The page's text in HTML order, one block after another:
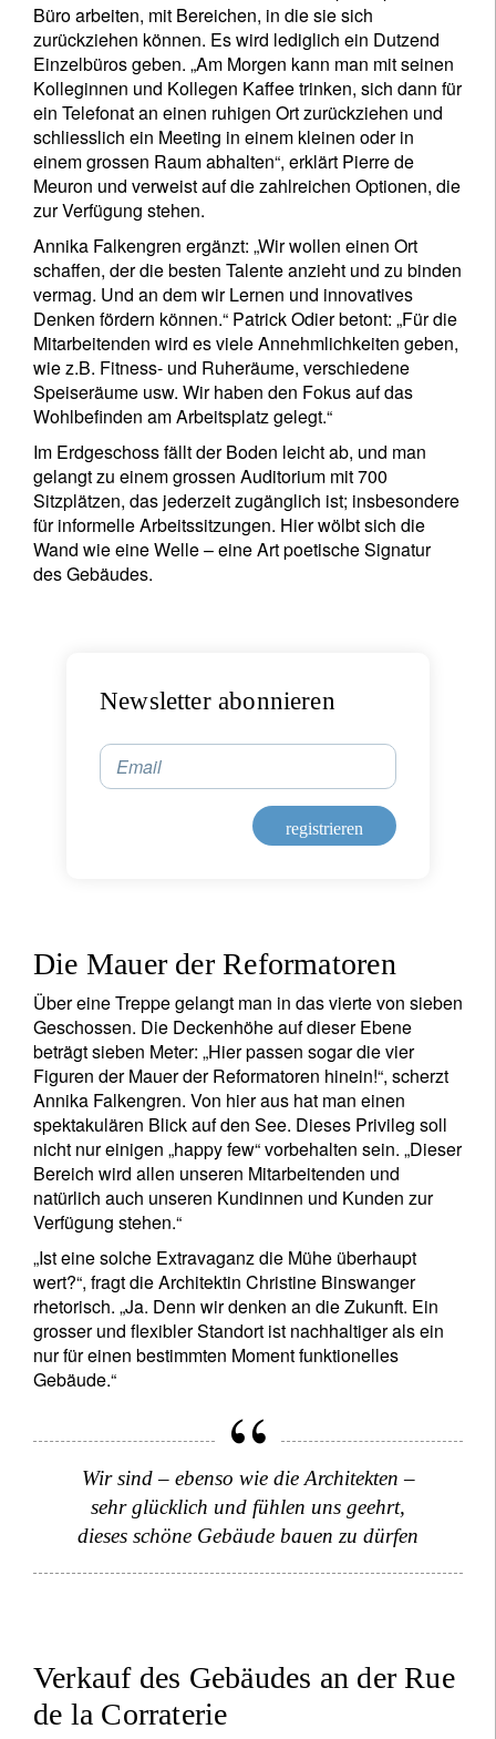
Büro arbeiten, mit Bereichen, in die sie sich
zurückziehen können. Es wird lediglich ein Dutzend
Einzelbüros geben. „Am Morgen kann man mit seinen
Kolleginnen und Kollegen Kaffee trinken, sich dann für
ein Telefonat an einen ruhigen Ort zurückziehen und
schliesslich ein Meeting in einem kleinen oder in
einem grossen Raum abhalten“, erklärt Pierre de
Meuron und verweist auf die zahlreichen Optionen, die
zur Verfügung stehen.
Annika Falkengren ergänzt: „Wir wollen einen Ort
schaffen, der die besten Talente anzieht und zu binden
vermag. Und an dem wir Lernen und innovatives
Denken fördern können.“ Patrick Odier betont: „Für die
Mitarbeitenden wird es viele Annehmlichkeiten geben,
wie z.B. Fitness- und Ruheräume, verschiedene
Speiseräume usw. Wir haben den Fokus auf das
Wohlbefinden am Arbeitsplatz gelegt.“
Im Erdgeschoss fällt der Boden leicht ab, und man
gelangt zu einem grossen Auditorium mit 700
Sitzplätzen, das jederzeit zugänglich ist; insbesondere
für informelle Arbeitssitzungen. Hier wölbt sich die
Wand wie eine Welle – eine Art poetische Signatur
des Gebäudes.
Newsletter abonnieren
Email
registrieren
Die Mauer der Reformatoren
Über eine Treppe gelangt man in das vierte von sieben
Geschossen. Die Deckenhöhe auf dieser Ebene
beträgt sieben Meter: „Hier passen sogar die vier
Figuren der Mauer der Reformatoren hinein!“, scherzt
Annika Falkengren. Von hier aus hat man einen
spektakulären Blick auf den See. Dieses Privileg soll
nicht nur einigen „happy few“ vorbehalten sein. „Dieser
Bereich wird allen unseren Mitarbeitenden und
natürlich auch unseren Kundinnen und Kunden zur
Verfügung stehen.“
„Ist eine solche Extravaganz die Mühe überhaupt
wert?“, fragt die Architektin Christine Binswanger
rhetorisch. „Ja. Denn wir denken an die Zukunft. Ein
grosser und flexibler Standort ist nachhaltiger als ein
nur für einen bestimmten Moment funktionelles
Gebäude.“
Wir sind – ebenso wie die Architekten –
sehr glücklich und fühlen uns geehrt,
dieses schöne Gebäude bauen zu dürfen
Verkauf des Gebäudes an der Rue
de la Corraterie
Titel Vorname
Name
Wohnsitzland
Ich bin weder in den USA wohnhaft noch bin ich US-Bürger
Ihre Informationen werden in Übereinstimmung
mit unsererDatenschutzerklärung verwendet.
registrieren